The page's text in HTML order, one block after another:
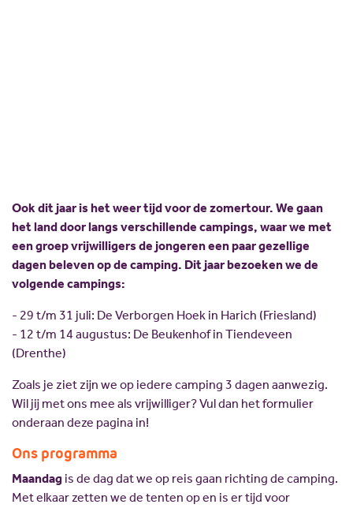
Ook dit jaar is het weer tijd voor de zomertour. We gaan
het land door langs verschillende campings, waar we met
een groep vrijwilligers de jongeren een paar gezellige
dagen beleven op de camping. Dit jaar bezoeken we de
volgende campings:
- 29 t/m 31 juli: De Verborgen Hoek in Harich (Friesland)
- 12 t/m 14 augustus: De Beukenhof in Tiendeveen
(Drenthe)
Zoals je ziet zijn we op iedere camping 3 dagen aanwezig.
Wil jij met ons mee als vrijwilliger? Vul dan het formulier
onderaan deze pagina in!
Ons programma
Maandag is de dag dat we op reis gaan richting de camping.
Met elkaar zetten we de tenten op en is er tijd voor